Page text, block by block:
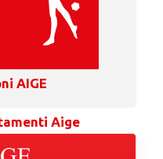
AIGE
Aige